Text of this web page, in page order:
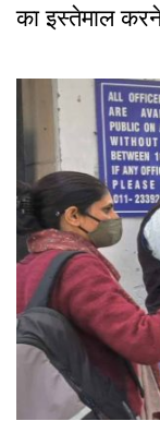
का इस्तेमाल